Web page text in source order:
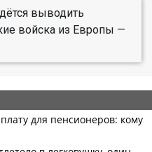
выводить
войска из Европы —